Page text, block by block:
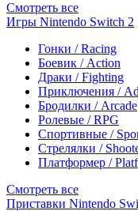
Смотреть все
Игры Nintendo Switch 2
Гонки / Racing
Боевик / Action
Драки / Fighting
Приключения /
Бродилки / Arcade
Ролевые / RPG
Спортивные /
Стрелялки /
Платформер /
Смотреть все
Приставки Nintendo